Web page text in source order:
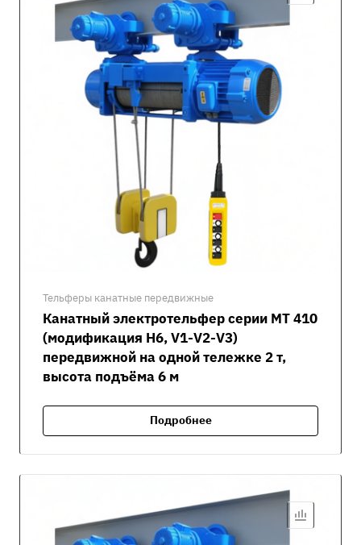
Тельферы канатные передвижные
Канатный электротельфер серии MT 410
(модификация H6, V1-V2-V3)
передвижной на одной тележке 2 т,
высота подъёма 6 м
Подробнее